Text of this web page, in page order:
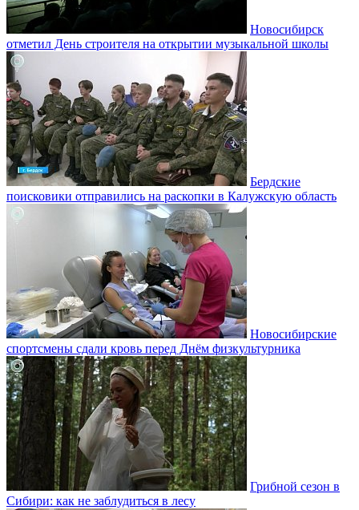
Новосибирск
отметил День строителя на открытии музыкальной школы
Бердские
поисковики отправились на раскопки в Калужскую область
Новосибирские
спортсмены сдали кровь перед Днём физкультурника
Грибной сезон в
Сибири: как не заблудиться в лесу